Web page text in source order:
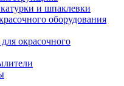
и шпаклевки
оборудования
окрасочного